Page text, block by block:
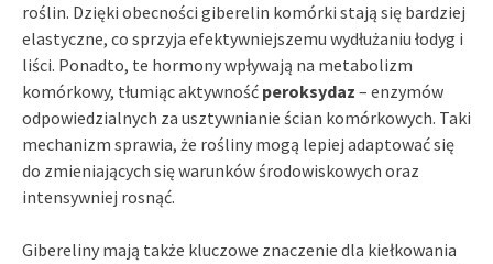
roślin. Dzięki obecności giberelin komórki stają się bardziej
elastyczne, co sprzyja efektywniejszemu wydłużaniu łodyg i
liści. Ponadto, te hormony wpływają na metabolizm
komórkowy, tłumiąc aktywność peroksydaz – enzymów
odpowiedzialnych za usztywnianie ścian komórkowych. Taki
mechanizm sprawia, że rośliny mogą lepiej adaptować się
do zmieniających się warunków środowiskowych oraz
intensywniej rosnąć.
Gibereliny mają także kluczowe znaczenie dla kiełkowania